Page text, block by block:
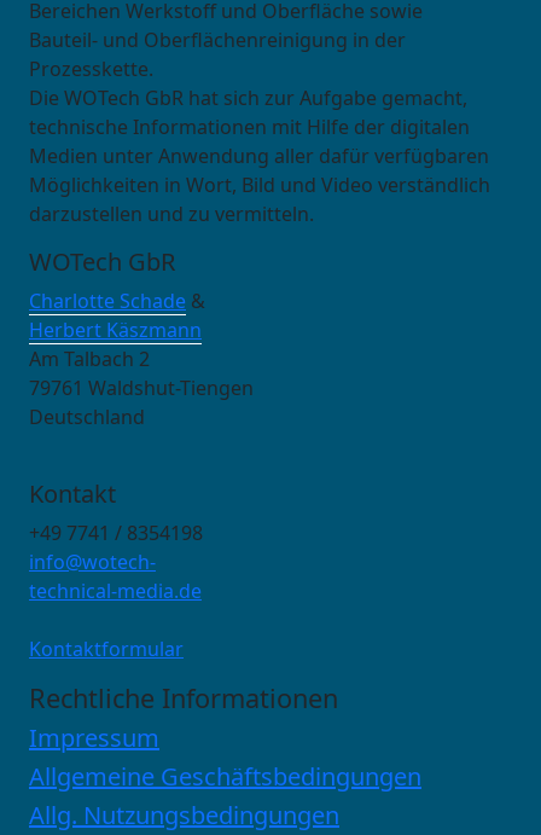
Bereichen Werkstoff und Oberfläche sowie
Bauteil- und Oberflächenreinigung in der
Prozesskette.
Die WOTech GbR hat sich zur Aufgabe gemacht,
technische Informationen mit Hilfe der digitalen
Medien unter Anwendung aller dafür verfügbaren
Möglichkeiten in Wort, Bild und Video verständlich
darzustellen und zu vermitteln.
WOTech GbR
Charlotte Schade &
Herbert Käszmann
Am Talbach 2
79761 Waldshut-Tiengen
Deutschland
Kontakt
+49 7741 / 8354198
info@wotech-
technical-media.de
Kontaktformular
Rechtliche Informationen
Impressum
Allgemeine Geschäftsbedingungen
Allg. Nutzungsbedingungen